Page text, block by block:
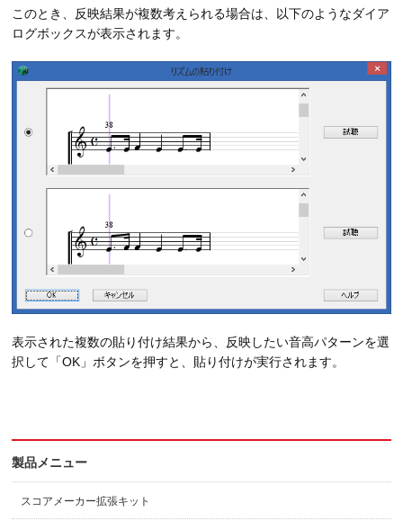
このとき、反映結果が複数考えられる場合は、以下のようなダイア
ログボックスが表示されます。
表示された複数の貼り付け結果から、反映したい音高パターンを選
択して「OK」ボタンを押すと、貼り付けが実行されます。
製品メニュー
スコアメーカー拡張キット